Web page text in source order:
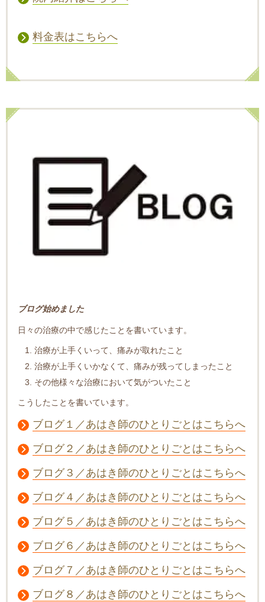
料金表はこちらへ
ブログ始めました
日々の治療の中で感じたことを書いています。
治療が上手くいって、痛みが取れたこと
治療が上手くいかなくて、痛みが残ってしまったこと
その他様々な治療において気がついたこと
こうしたことを書いています。
ブログ１／あはき師のひとりごとはこちらへ
ブログ２／あはき師のひとりごとはこちらへ
ブログ３／あはき師のひとりごとはこちらへ
ブログ４／あはき師のひとりごとはこちらへ
ブログ５／あはき師のひとりごとはこちらへ
ブログ６／あはき師のひとりごとはこちらへ
ブログ７／あはき師のひとりごとはこちらへ
ブログ８／あはき師のひとりごとはこちらへ